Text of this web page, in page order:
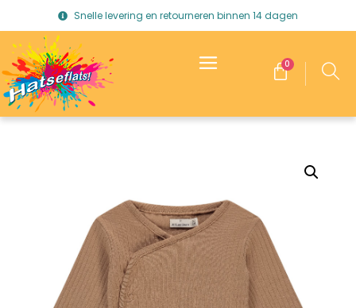
Snelle levering en retourneren binnen 14 dagen
0